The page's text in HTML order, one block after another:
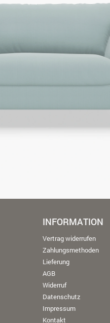
INFORMATION
Vertrag widerrufen
Zahlungsmethoden
Lieferung
AGB
Widerruf
Datenschutz
Impressum
Kontakt